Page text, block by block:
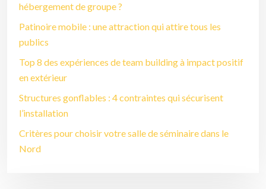
hébergement de groupe ?
Patinoire mobile : une attraction qui attire tous les
publics
Top 8 des expériences de team building à impact positif
en extérieur
Structures gonflables : 4 contraintes qui sécurisent
l’installation
Critères pour choisir votre salle de séminaire dans le
Nord